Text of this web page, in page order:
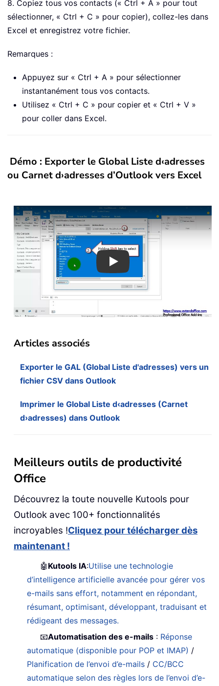
8. Copiez tous vos contacts (« Ctrl + A » pour tout
sélectionner, « Ctrl + C » pour copier), collez-les dans
Excel et enregistrez votre fichier.
Remarques :
Appuyez sur « Ctrl + A » pour sélectionner
instantanément tous vos contacts.
Utilisez « Ctrl + C » pour copier et « Ctrl + V »
pour coller dans Excel.
Démo : Exporter le Global Liste d‹adresses
ou Carnet d›adresses d’Outlook vers Excel
Play
Articles associés
Exporter le GAL (Global Liste d'adresses) vers un
fichier CSV dans Outlook
Imprimer le Global Liste d‹adresses (Carnet
d›adresses) dans Outlook
Meilleurs outils de productivité
Office
Découvrez la toute nouvelle Kutools pour
Outlook avec 100+ fonctionnalités
incroyables !Cliquez pour télécharger dès
maintenant !
🤖 Kutools IA:Utilise une technologie
d’intelligence artificielle avancée pour gérer vos
e-mails sans effort, notamment en répondant,
résumant, optimisant, développant, traduisant et
rédigeant des messages.
📧Automatisation des e-mails : Réponse
automatique (disponible pour POP et IMAP) /
Planification de l’envoi d’e-mails / CC/BCC
automatique selon des règles lors de l’envoi d’e-